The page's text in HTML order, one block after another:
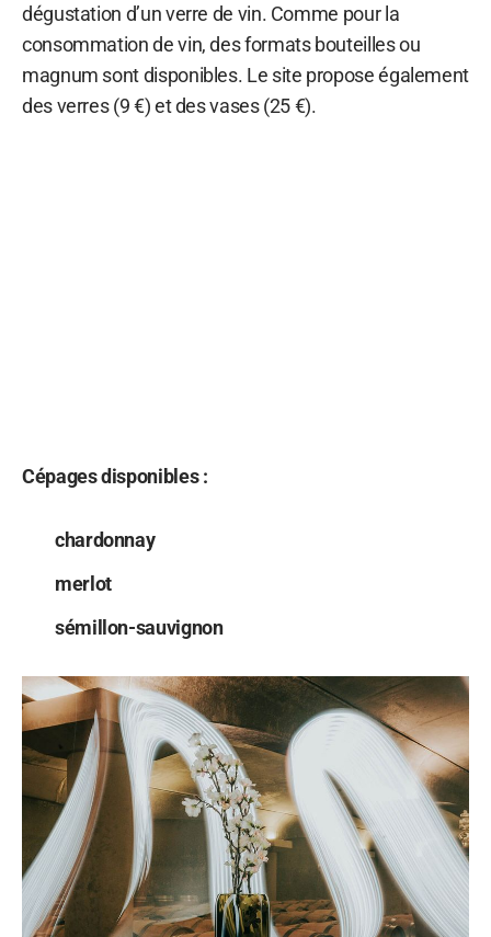
dégustation d’un verre de vin. Comme pour la
consommation de vin, des formats bouteilles ou
magnum sont disponibles. Le site propose également
des verres (9 €) et des vases (25 €).
Cépages disponibles :
chardonnay
merlot
sémillon-sauvignon